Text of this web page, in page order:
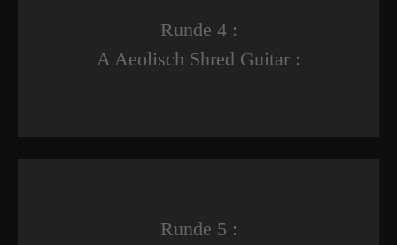
Runde 4 :
A Aeolisch Shred Guitar :
Runde 5 :